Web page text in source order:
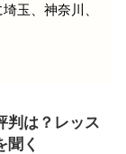
玉、神奈川、
判は？レッス
聞く